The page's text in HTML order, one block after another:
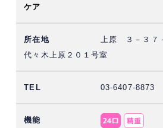
ケア
上原 ３－３７
代々木上原２０１号室
03-6407-8873